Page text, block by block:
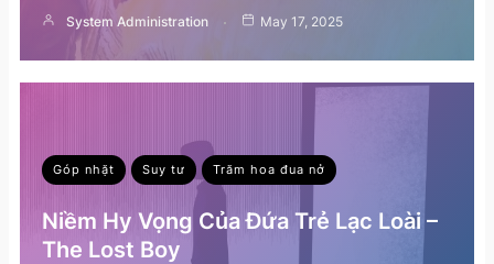
System Administration May 17, 2025
Góp nhặt Suy tư Trăm hoa đua nở
Niềm Hy Vọng Của Đứa Trẻ Lạc Loài –
The Lost Boy